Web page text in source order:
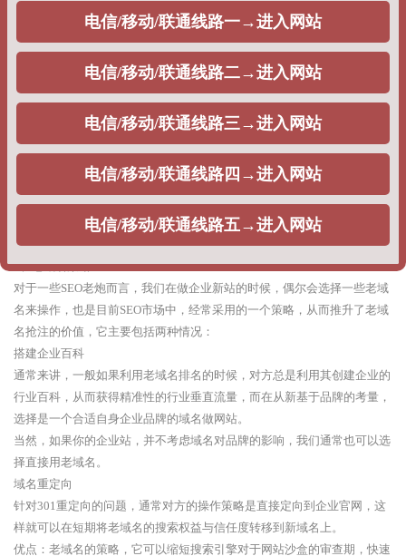
下内容阐述：
对于一些刚入SEO行业的企业主而言，对方实际上是不清楚快速排名策略
与SEO之间的关系是什么，通常而言，从目前来看，目前市面上大量的
SEO公司都会选择这个策略，去给自己的用户做排名，一般分为如下两种
情况，主要包括：
单词快排：通常是按天计费，一个词多少钱，一般在5块钱左右。
整站权重：利用快排策略，刷企业网站的整站指数排名，提升整站关键词
排名，出权重，一般不同公司根据获得权重不同，给出的报价不同。
优点：根据企业排名的时效性需求，可以在相对较短的时间周期出排名。
缺点：由于采用的优化策略问题，每当搜索引擎算法调整的时候，网站排
名就很难出现稳定排名，甚至整站遭遇降权。
2、老域名策略
对于一些SEO老炮而言，我们在做企业新站的时候，偶尔会选择一些老域
名来操作，也是目前SEO市场中，经常采用的一个策略，从而推升了老域
名抢注的价值，它主要包括两种情况：
搭建企业百科
通常来讲，一般如果利用老域名排名的时候，对方总是利用其创建企业的
行业百科，从而获得精准性的行业垂直流量，而在从新基于品牌的考量，
选择是一个合适自身企业品牌的域名做网站。
当然，如果你的企业站，并不考虑域名对品牌的影响，我们通常也可以选
择直接用老域名。
域名重定向
针对301重定向的问题，通常对方的操作策略是直接定向到企业官网，这
样就可以在短期将老域名的搜索权益与信任度转移到新域名上。
优点：老域名的策略，它可以缩短搜索引擎对于网站沙盒的审查期，快速